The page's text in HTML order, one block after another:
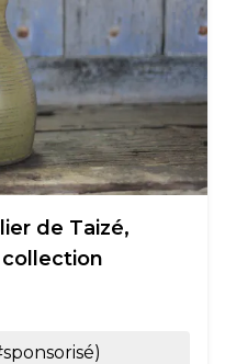
de Taizé,